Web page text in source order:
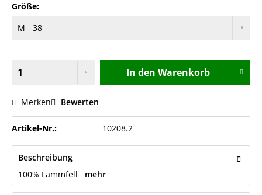
Größe:
In den Warenkorb
Merken Bewerten
Artikel-Nr.: 10208.2
Beschreibung
100% Lammfell mehr